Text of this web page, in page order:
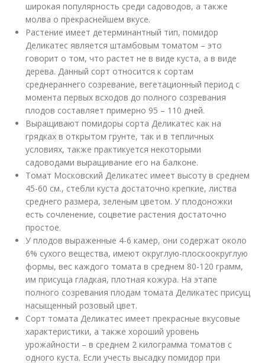
широкая популярность среди садоводов, а также
молва о прекраснейшем вкусе.
Растение имеет детерминантный тип, помидор
Деликатес является штамбовым томатом – это
говорит о том, что растет не в виде куста, а в виде
дерева. Данный сорт относится к сортам
среднераннего созревание, вегетационный период с
момента первых всходов до полного созревания
плодов составляет примерно 95 – 110 дней.
Выращивают помидоры сорта Деликатес как на
грядках в открытом грунте, так и в тепличных
условиях, также практикуется некоторыми
садоводами выращивание его на балконе.
Томат Московский Деликатес имеет высоту в среднем
45-60 см., стебли куста достаточно крепкие, листва
среднего размера, зеленым цветом. У плодоножки
есть сочленение, соцветие растения достаточно
простое.
У плодов выраженные 4-6 камер, они содержат около
6% сухого вещества, имеют округлую-плоскоокруглую
формы, вес каждого томата в среднем 80-120 грамм,
им присуща гладкая, плотная кожура. На этапе
полного созревания плодам томата Деликатес присущ
насыщенный розовый цвет.
Сорт томата Деликатес имеет прекрасные вкусовые
характеристики, а также хороший уровень
урожайности – в среднем 2 килограмма томатов с
одного куста. Если учесть высадку помидор при